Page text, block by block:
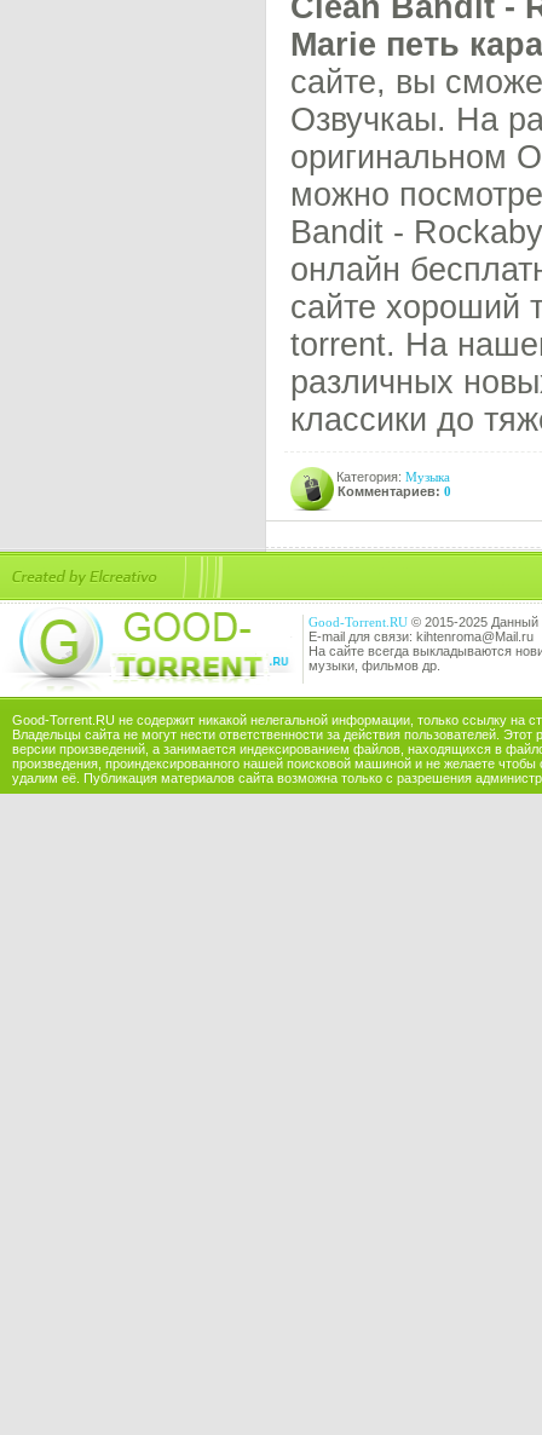
Clean Bandit -
Marie петь
сайте, вы
Озвучкаы. На
оригинальном
можно
Bandit -
онлайн
сайте хороший
torrent. На
различных
классики до
Категория: Музыка
Комментариев: 0
Good-Torrent.RU © 2015-2025 Данный
E-mail для связи: kihtenroma@Mail.ru
На сайте всегда выкладываются
музыки, фильмов др.
Good-Torrent.RU не содержит никакой нелегальной информации, только ссылку на
Владельцы сайта не могут нести ответственности за действия пользователей.
версии произведений, а занимается индексированием файлов, находящихся в
произведения, проиндексированного нашей поисковой машиной и не желаете
удалим её. Публикация материалов сайта возможна только с разрешения